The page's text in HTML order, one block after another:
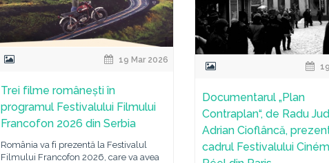
19 Mar 2026
Trei filme românești în
programul Festivalului Filmului
Francofon 2026 din Serbia
România va fi prezentă la Festivalul
Filmului Francofon 2026, care va avea
Documentarul „Plan
Contraplan“, de Radu
Adrian Cioflâncă,
cadrul Festivalului